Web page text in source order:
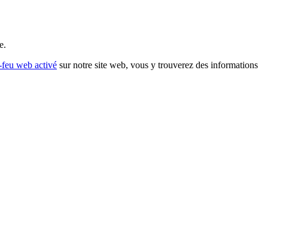
feu web activé sur notre site web, vous y trouverez des informations